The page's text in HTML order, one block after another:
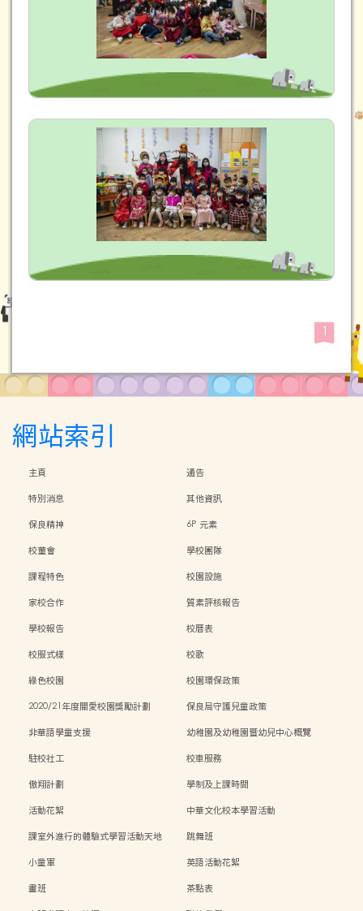
1
網站索引
主頁
通告
特別消息
其他資訊
保良精神
6P 元素
校董會
學校團隊
課程特色
校園設施
家校合作
質素評核報告
學校報告
校曆表
校服式樣
校歌
綠色校園
校園環保政策
2020/21年度關愛校園獎勵計劃
保良局守護兒童政策
非華語學童支援
幼稚園及幼稚園暨幼兒中心概覽
駐校社工
校車服務
傲翔計劃
學制及上課時間
活動花絮
中華文化校本學習活動
課室外進行的體驗式學習活動天地
跳舞班
小童軍
英語活動花絮
畫班
茶點表